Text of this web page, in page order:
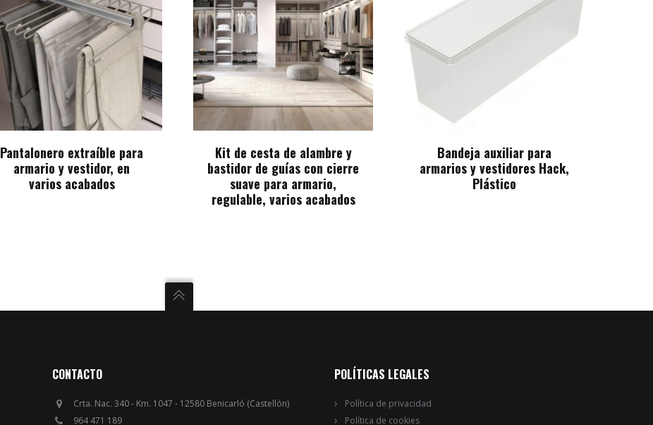
Pantalonero extraíble para
armario y vestidor, en
varios acabados
Kit de cesta de alambre y
bastidor de guías con cierre
suave para armario,
regulable, varios acabados
Bandeja auxiliar para
armarios y vestidores Hack,
Plástico
CONTACTO
Crta. Nac. 340 - Km. 1047 - 12580 Benicarló (Castellón)
964 471 189
POLÍTICAS LEGALES
Política de privacidad
Política de cookies